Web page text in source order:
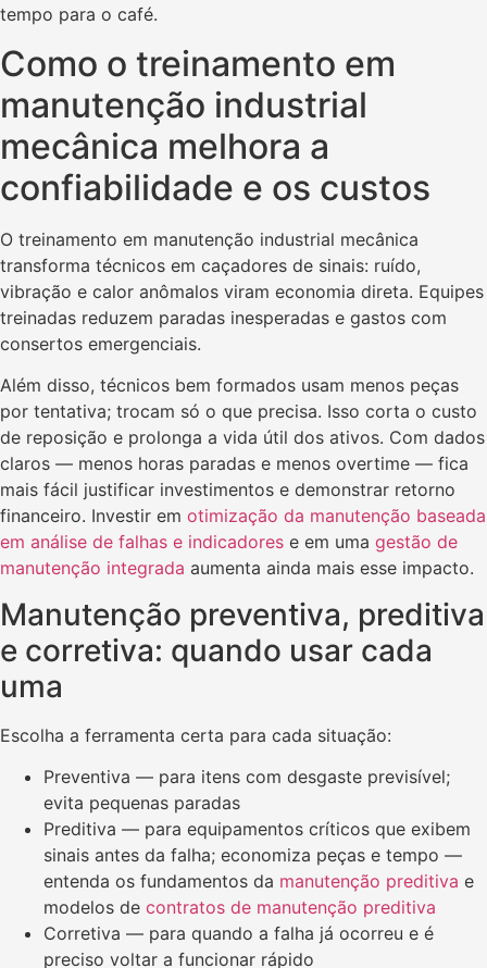
tempo para o café.
Como o treinamento em
manutenção industrial
mecânica melhora a
confiabilidade e os custos
O treinamento em manutenção industrial mecânica
transforma técnicos em caçadores de sinais: ruído,
vibração e calor anômalos viram economia direta. Equipes
treinadas reduzem paradas inesperadas e gastos com
consertos emergenciais.
Além disso, técnicos bem formados usam menos peças
por tentativa; trocam só o que precisa. Isso corta o custo
de reposição e prolonga a vida útil dos ativos. Com dados
claros — menos horas paradas e menos overtime — fica
mais fácil justificar investimentos e demonstrar retorno
financeiro. Investir em otimização da manutenção baseada
em análise de falhas e indicadores e em uma gestão de
manutenção integrada aumenta ainda mais esse impacto.
Manutenção preventiva, preditiva
e corretiva: quando usar cada
uma
Escolha a ferramenta certa para cada situação:
Preventiva — para itens com desgaste previsível;
evita pequenas paradas
Preditiva — para equipamentos críticos que exibem
sinais antes da falha; economiza peças e tempo —
entenda os fundamentos da manutenção preditiva e
modelos de contratos de manutenção preditiva
Corretiva — para quando a falha já ocorreu e é
preciso voltar a funcionar rápido